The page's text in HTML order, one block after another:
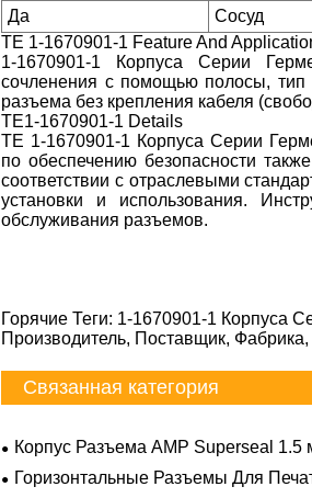
Да
Сосуд
TE 1-1670901-1 Feature And
1-1670901-1 Корпуса Серии
сочленения с помощью полосы, тип
разъема без крепления кабеля
TE1-1670901-1 Details
TE 1-1670901-1 Корпуса Серии
по обеспечению безопасности
соответствии с отраслевыми
установки и использования.
обслуживания разъемов.
Горячие Теги: 1-1670901-1 Корпуса
Производитель, Поставщик,
Связанная категория
Корпус Разъема AMP Superseal 1.5
Горизонтальные Разъемы Для